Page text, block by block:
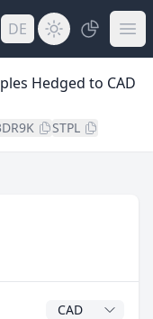
DE
Hedged to CAD
STPL